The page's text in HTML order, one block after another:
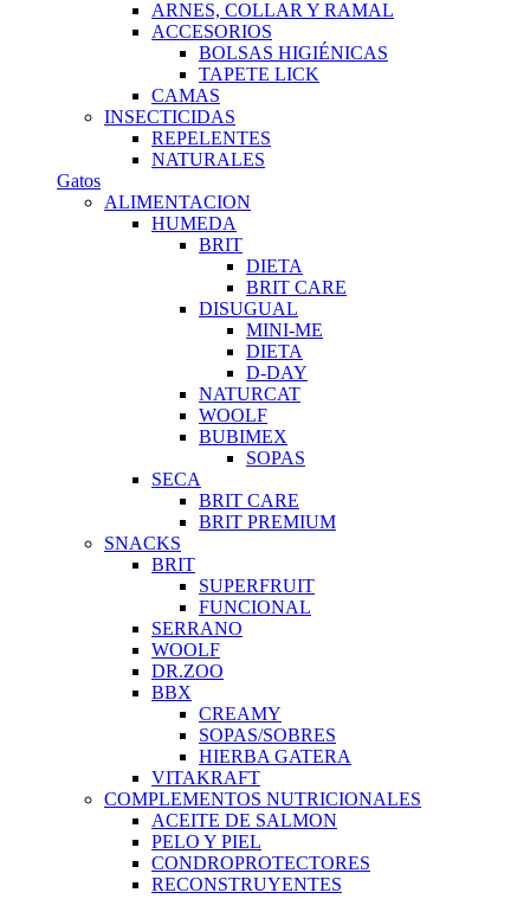
ARNES, COLLAR Y RAMAL
ACCESORIOS
BOLSAS HIGIÉNICAS
TAPETE LICK
CAMAS
INSECTICIDAS
REPELENTES
NATURALES
Gatos
ALIMENTACION
HUMEDA
BRIT
DIETA
BRIT CARE
DISUGUAL
MINI-ME
DIETA
D-DAY
NATURCAT
WOOLF
BUBIMEX
SOPAS
SECA
BRIT CARE
BRIT PREMIUM
SNACKS
BRIT
SUPERFRUIT
FUNCIONAL
SERRANO
WOOLF
DR.ZOO
BBX
CREAMY
SOPAS/SOBRES
HIERBA GATERA
VITAKRAFT
COMPLEMENTOS NUTRICIONALES
ACEITE DE SALMON
PELO Y PIEL
CONDROPROTECTORES
RECONSTRUYENTES